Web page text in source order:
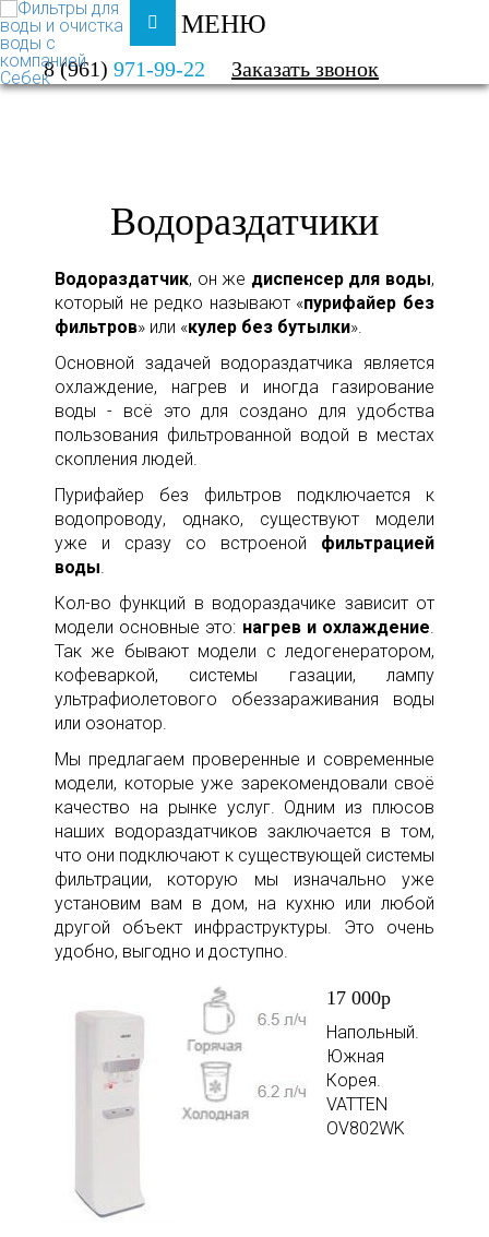
МЕНЮ
8 (961) 971-99-22 Заказать звонок
ФИЛЬТРЫ ДЛЯ ВОДЫ И ОЧИСТКА ВОДЫ
КАТАЛОГ
ВОДОРАЗДАТЧИКИ
Водораздатчики
Водораздатчик, он же диспенсер для воды,
который не редко называют «пурифайер без
фильтров» или «кулер без бутылки».
Основной задачей водораздатчика является
охлаждение, нагрев и иногда газирование
воды - всё это для создано для удобства
пользования фильтрованной водой в местах
скопления людей.
Пурифайер без фильтров подключается к
водопроводу, однако, существуют модели
уже и сразу со встроеной фильтрацией
воды.
Кол-во функций в водораздачике зависит от
модели основные это: нагрев и охлаждение.
Так же бывают модели с ледогенератором,
кофеваркой, системы газации, лампу
ультрафиолетового обеззараживания воды
или озонатор.
Мы предлагаем проверенные и современные
модели, которые уже зарекомендовали своё
качество на рынке услуг. Одним из плюсов
наших водораздатчиков заключается в том,
что они подключают к существующей системы
фильтрации, которую мы изначально уже
установим вам в дом, на кухню или любой
другой объект инфраструктуры. Это очень
удобно, выгодно и доступно.
17 000р
Напольный.
Южная
Корея.
VATTEN
OV802WK